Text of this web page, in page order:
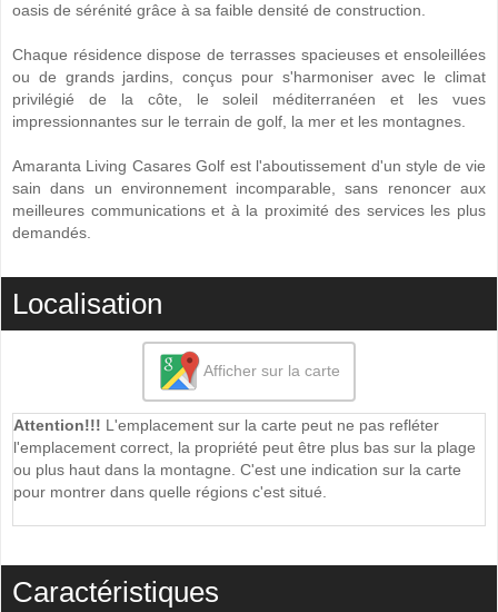
oasis de sérénité grâce à sa faible densité de construction.
Chaque résidence dispose de terrasses spacieuses et ensoleillées
ou de grands jardins, conçus pour s'harmoniser avec le climat
privilégié de la côte, le soleil méditerranéen et les vues
impressionnantes sur le terrain de golf, la mer et les montagnes.
Amaranta Living Casares Golf est l'aboutissement d'un style de vie
sain dans un environnement incomparable, sans renoncer aux
meilleures communications et à la proximité des services les plus
demandés.
Localisation
Afficher sur la carte
Attention!!! L'emplacement sur la carte peut ne pas refléter
l'emplacement correct, la propriété peut être plus bas sur la plage
ou plus haut dans la montagne. C'est une indication sur la carte
pour montrer dans quelle régions c'est situé.
Caractéristiques